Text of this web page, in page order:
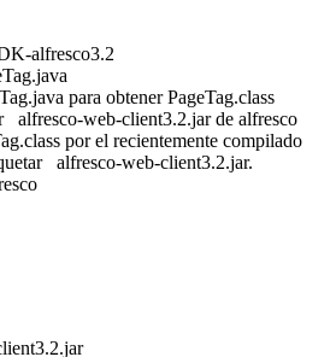
alfresco3.2
para obtener PageTag.class
alfresco-web-client3.2.jar de alfresco
por el recientemente compilado
alfresco-web-client3.2.jar.